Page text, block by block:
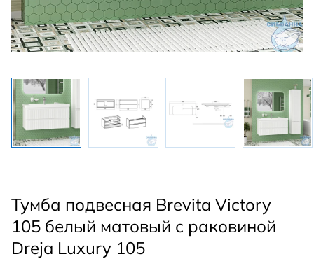
Тумба подвесная Brevita Victory
105 белый матовый с раковиной
Dreja Luxury 105